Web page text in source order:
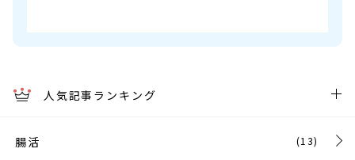
人気記事ランキング
腸活 (13)